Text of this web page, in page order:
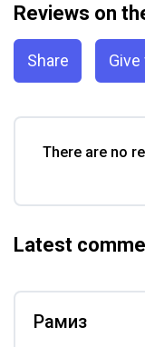
Reviews on
Share
There are no
Latest
Рамиз